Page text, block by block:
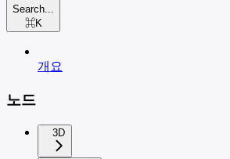
Search...
⌘K
개요
노드
3D